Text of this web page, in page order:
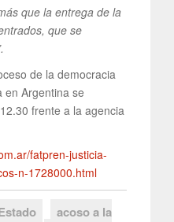
que la entrega de la
que se
de la democracia
en Argentina se
frente a la agencia
fatpren-justicia-
n-1728000.html
acoso a la